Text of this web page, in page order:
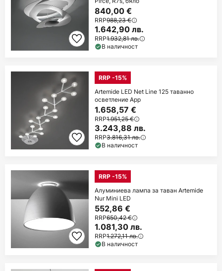
840,00 €
RRP988,23 €
1.642,90 лв.
RRP1.932,81 лв.
В наличност
RRP -15%
Artemide LED Net Line 125 таванно
осветление App
1.658,57 €
RRP1.951,25 €
3.243,88 лв.
RRP3.816,31 лв.
В наличност
RRP -15%
Алуминиева лампа за таван Artemide
Nur Mini LED
552,86 €
RRP650,42 €
1.081,30 лв.
RRP1.272,11 лв.
В наличност